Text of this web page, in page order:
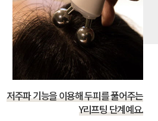
저주파 기능을 이용해 두피를 풀어주는
Y리프팅 단계예요.